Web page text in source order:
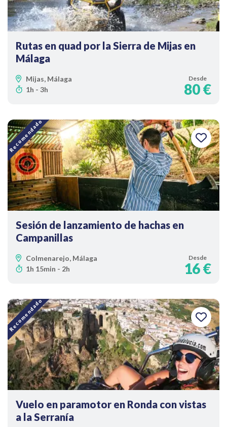
Rutas en quad por la Sierra de Mijas en
Málaga
Mijas, Málaga
1h - 3h
Desde
80 €
Recomendado
Sesión de lanzamiento de hachas en
Campanillas
Colmenarejo, Málaga
1h 15min - 2h
Desde
16 €
Recomendado
Vuelo en paramotor en Ronda con vistas
a la Serranía